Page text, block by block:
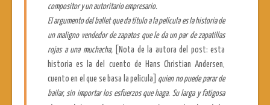
compositor y un autoritario empresario.
El argumento del ballet que da título a la película es la historia de
un maligno vendedor de zapatos que le da un par de zapatillas
rojas a una muchacha,[Nota de la autora del post: esta
historia es la del cuento de Hans Christian Andersen,
cuento en el que se basa la película]
quien no puede parar de
bailar, sin importar los esfuerzos que haga. Su larga y fatigosa